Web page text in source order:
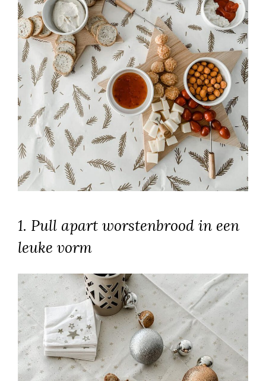
1. Pull apart worstenbrood in een
leuke vorm